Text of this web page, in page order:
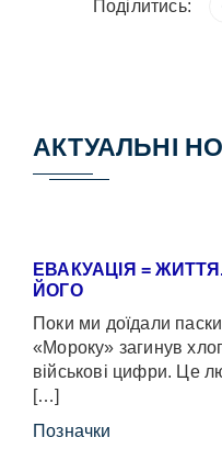
Поділитись:
АКТУАЛЬНІ
ЕВАКУАЦІЯ =
ЙОГО
Поки ми доїдали
«Мороку» загинув
військові цифри. Це
[…]
Позначки